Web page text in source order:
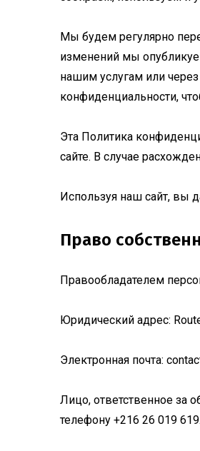
Мы будем регулярно
изменений мы
нашим услугам или
конфиденциальности,
Эта Политика
сайте. В случае
Используя наш сайт, вы
Право
Правообладателем
Юридический адрес:
Электронная почта:
Лицо, ответственное за
телефону +216 26 019 619.